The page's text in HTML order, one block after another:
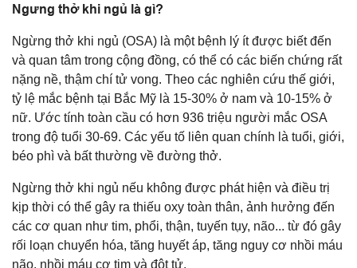
Ngưng thở khi ngủ là gì?
Ngừng thở khi ngủ (OSA) là một bệnh lý ít được biết đến
và quan tâm trong cộng đồng, có thể có các biến chứng rất
nặng nề, thậm chí tử vong. Theo các nghiên cứu thế giới,
tỷ lệ mắc bệnh tại Bắc Mỹ là 15-30% ở nam và 10-15% ở
nữ. Ước tính toàn cầu có hơn 936 triệu người mắc OSA
trong độ tuổi 30-69. Các yếu tố liên quan chính là tuổi, giới,
béo phì và bất thường về đường thở.
Ngừng thở khi ngủ nếu không được phát hiện và điều trị
kịp thời có thể gây ra thiếu oxy toàn thân, ảnh hưởng đến
các cơ quan như tim, phổi, thận, tuyến tụy, não... từ đó gây
rối loạn chuyển hóa, tăng huyết áp, tăng nguy cơ nhồi máu
não, nhồi máu cơ tim và đột tử.